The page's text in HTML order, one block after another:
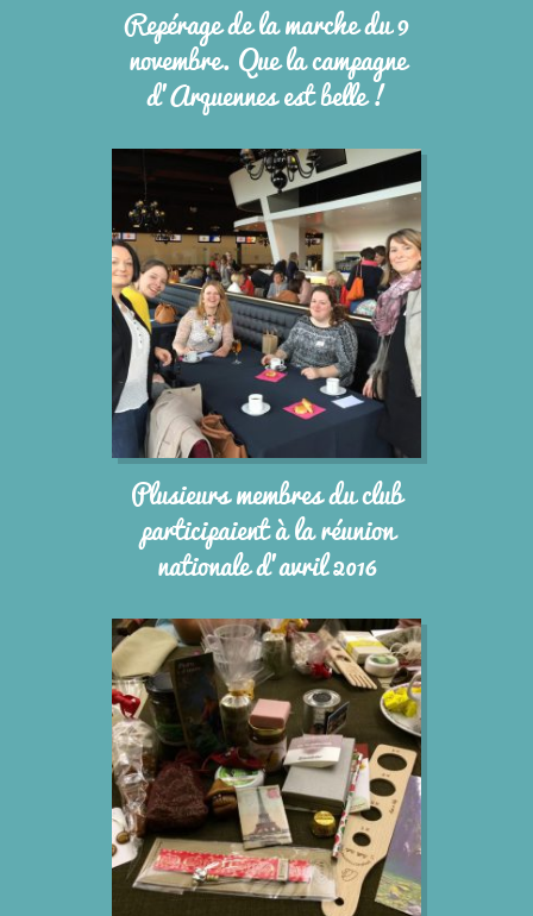
Repérage de la marche du 9
novembre. Que la campagne
d’Arquennes est belle !
Plusieurs membres du club
participaient à la réunion
nationale d’avril 2016